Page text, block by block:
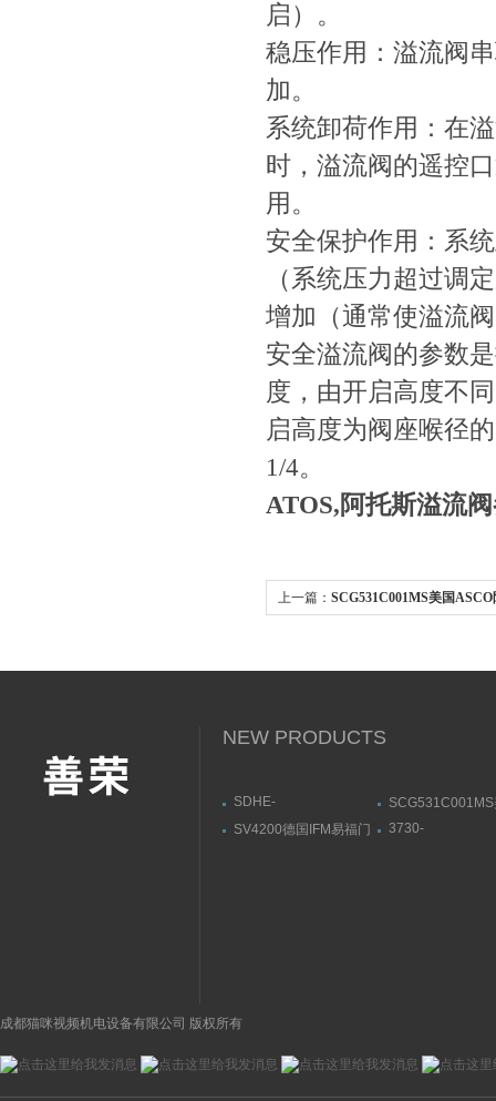
启）。
稳压作用：溢流阀
加。
系统卸荷作用：
时，溢流阀的遥控
用。
安全保护作用：系
（系统压力超过调定
增加（通常使溢流阀
安全溢流阀的参数是
度，由开启高度不
启高度为阀座喉径
1/4。
ATOS,阿托斯溢流
上一篇： SCG531C001MS美国
NEW PRODUCTS
SDHE-
阿托斯溢流阀参数范围
ASCO阿斯卡电磁
SV4200德国IFM易福门
3730-
成都猫咪视频机电设备有限公司 版权所有